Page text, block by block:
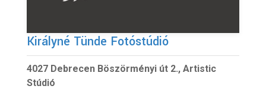
Királyné Tünde Fotóstúdió
4027 Debrecen Böszörményi út 2., Artistic
Stúdió